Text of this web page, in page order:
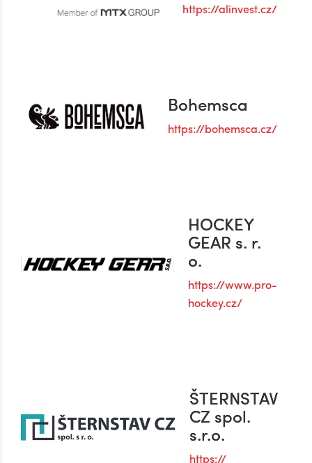
https://alinvest.cz/
Bohemsca
https://bohemsca.cz/
HOCKEY
GEAR s. r.
o.
https://www.pro-
hockey.cz/
ŠTERNSTAV
CZ spol.
s.r.o.
https://